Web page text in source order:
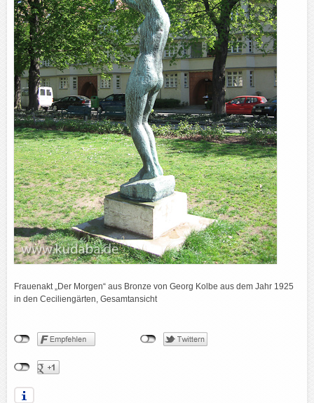
Frauenakt „Der Morgen“ aus Bronze von Georg Kolbe aus dem Jahr 1925
in den Ceciliengärten, Gesamtansicht